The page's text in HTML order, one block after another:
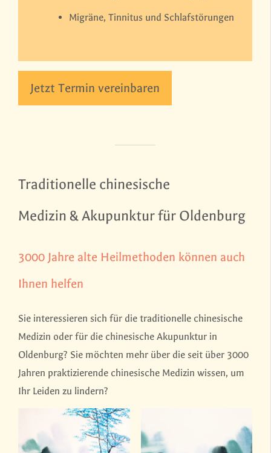
Migräne, Tinnitus und Schlafstörungen
Jetzt Termin vereinbaren
Traditionelle chinesische
Medizin & Akupunktur für Oldenburg
3000 Jahre alte Heilmethoden können auch
Ihnen helfen
Sie interessieren sich für die traditionelle chinesische
Medizin oder für die chinesische Akupunktur in
Oldenburg? Sie möchten mehr über die seit über 3000
Jahren praktizierende chinesische Medizin wissen, um
Ihr Leiden zu lindern?